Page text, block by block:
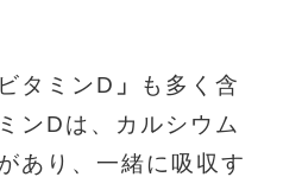
タミンD 」
も多く含
ンDは、カルシウム
あり、一緒に吸収す